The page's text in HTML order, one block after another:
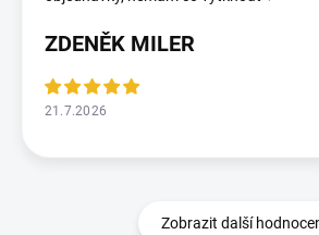
ZDENĚK MILER
21.7.2026
Zobrazit další